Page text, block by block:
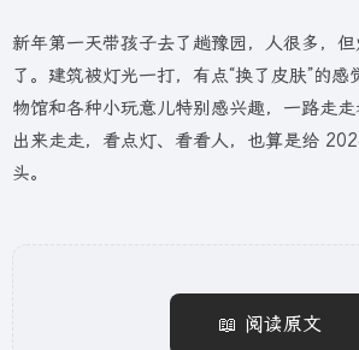
新年第一天带孩子去了趟豫园，人很多，
了。建筑被灯光一打，有点“换了皮肤”的
物馆和各种小玩意儿特别感兴趣，一路走走
出来走走，看点灯、看看人，也算是给
头。
📖 阅读原文